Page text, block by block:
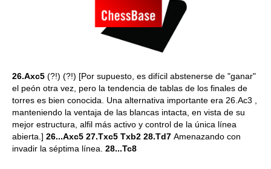
26.Axc5 (?!) (?!) [Por supuesto, es difícil abstenerse de "ganar"
el peón otra vez, pero la tendencia de tablas de los finales de
torres es bien conocida. Una alternativa importante era 26.Ac3 ,
manteniendo la ventaja de las blancas intacta, en vista de su
mejor estructura, alfil más activo y control de la única línea
abierta.] 26...Axc5 27.Txc5 Txb2 28.Td7 Amenazando con
invadir la séptima línea. 28...Tc8